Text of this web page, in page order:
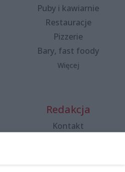
Puby i kawiarnie
Restauracje
Pizzerie
Bary, fast foody
Więcej
Redakcja
Kontakt